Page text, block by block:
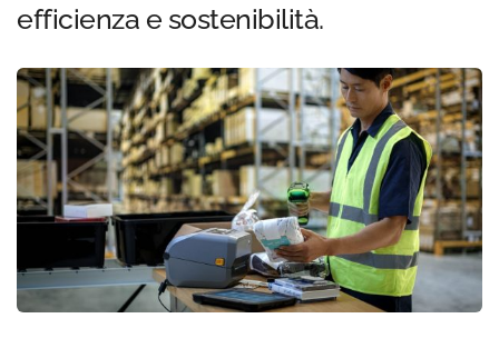
efficienza e sostenibilità.